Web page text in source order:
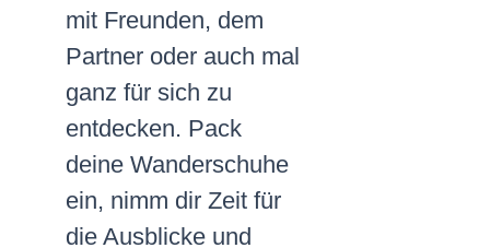
mit Freunden, dem
Partner oder auch mal
ganz für sich zu
entdecken. Pack
deine Wanderschuhe
ein, nimm dir Zeit für
die Ausblicke und